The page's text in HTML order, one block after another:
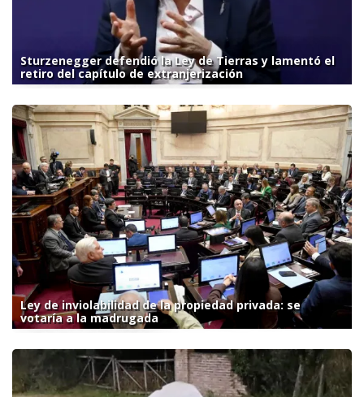
Sturzenegger defendió la Ley de Tierras y lamentó el
retiro del capítulo de extranjerización
Ley de inviolabilidad de la propiedad privada: se
votaría a la madrugada